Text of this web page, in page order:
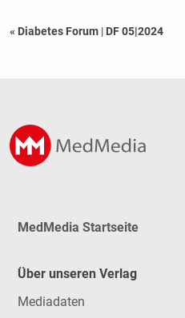
« Diabetes Forum | DF 05|2024
MedMedia Startseite
Über unseren Verlag
Mediadaten